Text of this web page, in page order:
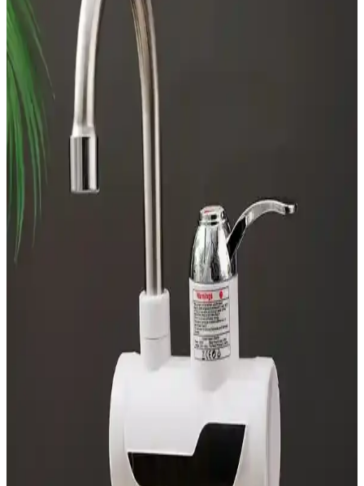
Tezgah derinliğinde buzdolabı seçimi, mutfak tasarımına uyum,
dayanıklılık ve fiyat performansını içerir. LG, Bosch, Fisher &
Paykel gibi markaların modelleri ve özellikleri karşılaştırılır.
Modern Mutfak Robotları: Günümüz
Mutfaklarının Vazgeçilmez Teknolojik Çözümleri
Günümüzde mutfak robotları, çok fonksiyonlu ve kullanışlı
tasarımlarıyla zaman ve enerji tasarrufu sağlıyor, mutfakta verimliliği
artırıyor.
10 İşlevli Çok Fonksiyonlu Mutfak Robotları ve
Kullanım Avantajları
Gelişen mutfak teknolojileri ile 10 fonksiyonlu mutfak robotları,
zamandan ve enerjiden tasarruf ederek mutfakta pratik çözümler
Özel Gereksinimli Bireyler İçin Basit Kontrollü
Airfryer Seçim Rehberi
Özel gereksinimli bireyler için basit döner düğmeli ve az butonlu
airfryer modelleri önerilmektedir. Bu cihazlar, kullanım kolaylığı ve
güvenlik sağlar, bağımsız yemek hazırlamayı destekler.
Dökme Demir Ocak Izgaralarının Dayanıklılığı,
Temizlik ve Kullanım Avantajları
Dökme demir ocak ızgaraları dayanıklılıkları ve sağlam yapılarıyla
öne çıkar. Temizlikte zorluklar yaşansa da düzenli bakım ve uygun
yöntemlerle uzun ömürlü kullanımları mümkündür.